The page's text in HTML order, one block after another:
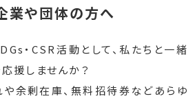
業や団体の方へ
・CSR活動として、私たちと一緒
援しませんか？
余剰在庫、無料招待券などあらゆ